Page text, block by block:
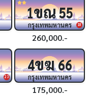
18
1ขณ55
กรุงเทพมหานคร
260,000.-
23
4ขฆ66
กรุงเทพมหานคร
175,000.-